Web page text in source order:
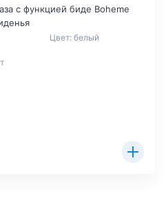
с функцией биде Boheme
Цвет: белый